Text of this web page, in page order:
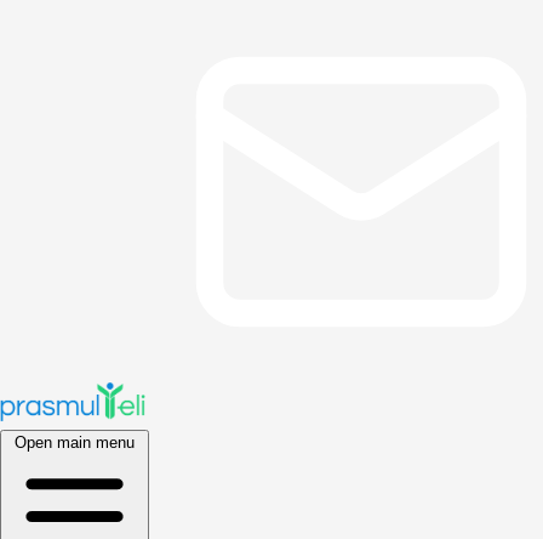
Open main menu